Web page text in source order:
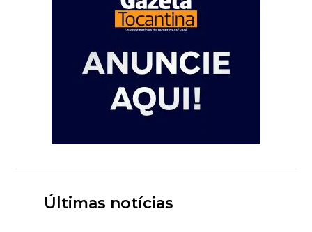
Últimas notícias